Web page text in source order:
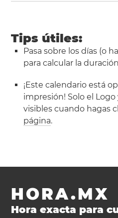
Tips útiles:
Pasa sobre los días (o
para calcular la
¡Este calendario está
impresión! Solo el
visibles cuando hagas
página.
HORA.MX
Hora exacta para